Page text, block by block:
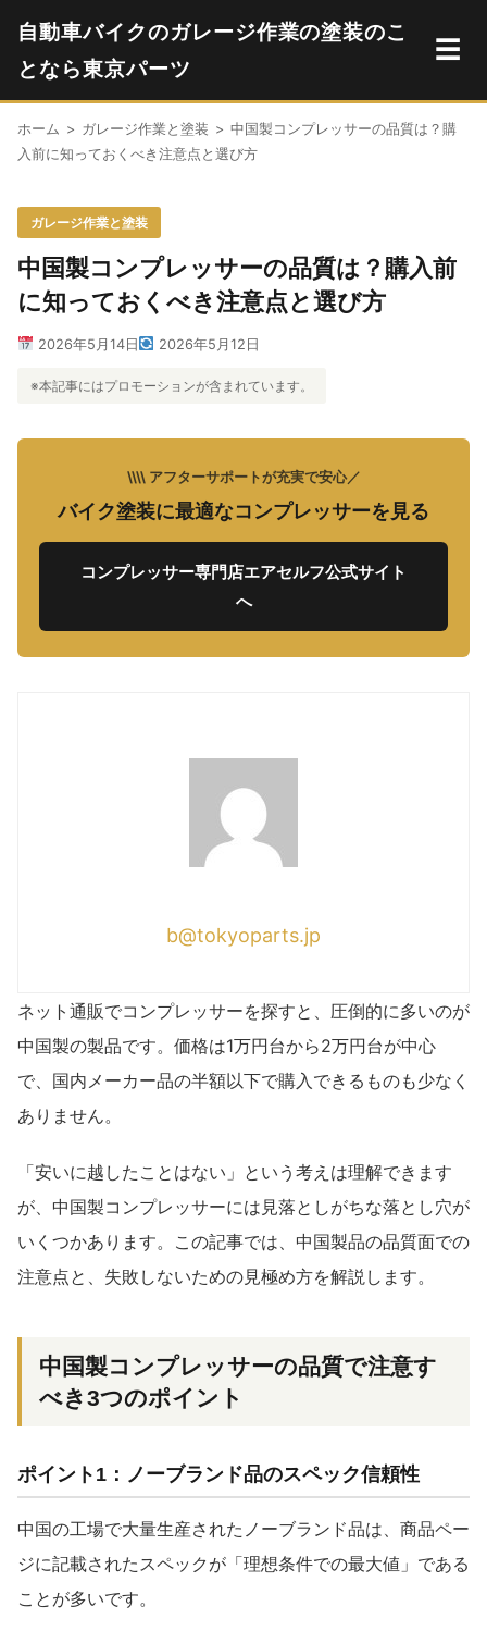
自動車バイクのガレージ作業の塗装のこ
となら東京パーツ
☰
ホーム > ガレージ作業と塗装 > 中国製コンプレッサーの品質は？購
入前に知っておくべき注意点と選び方
ガレージ作業と塗装
中国製コンプレッサーの品質は？購入前
に知っておくべき注意点と選び方
2026年5月14日 2026年5月12日
※本記事にはプロモーションが含まれています。
\\\\ アフターサポートが充実で安心／
バイク塗装に最適なコンプレッサーを見る
コンプレッサー専門店エアセルフ公式サイト
へ
b@tokyoparts.jp
ネット通販でコンプレッサーを探すと、圧倒的に多いのが
中国製の製品です。価格は1万円台から2万円台が中心
で、国内メーカー品の半額以下で購入できるものも少なく
ありません。
「安いに越したことはない」という考えは理解できます
が、中国製コンプレッサーには見落としがちな落とし穴が
いくつかあります。この記事では、中国製品の品質面での
注意点と、失敗しないための見極め方を解説します。
中国製コンプレッサーの品質で注意す
べき3つのポイント
ポイント1：ノーブランド品のスペック信頼性
中国の工場で大量生産されたノーブランド品は、商品ペー
ジに記載されたスペックが「理想条件での最大値」である
ことが多いです。